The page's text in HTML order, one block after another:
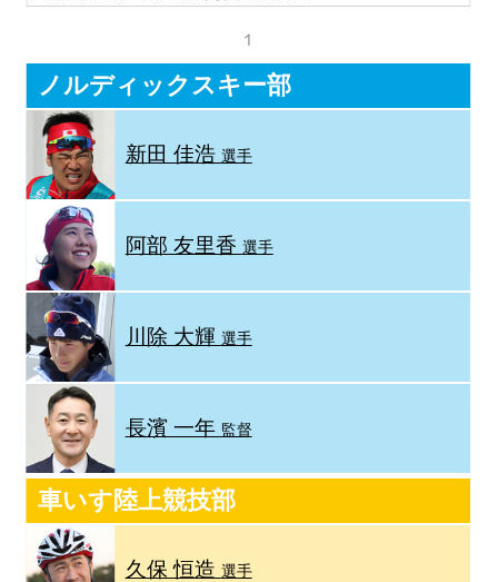
1
ノルディックスキー部
新田 佳浩 選手
阿部 友里香 選手
川除 大輝 選手
長濱 一年 監督
車いす陸上競技部
久保 恒造 選手